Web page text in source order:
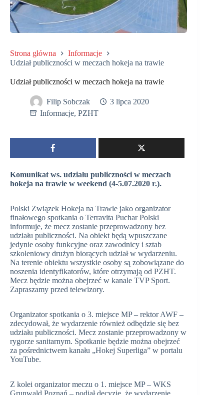
Strona główna
Informacje
Udział publiczności w meczach hokeja na trawie
Udział publiczności w meczach hokeja na trawie
Filip Sobczak
3 lipca 2020
Informacje, PZHT
Komunikat ws. udziału publiczności w meczach
hokeja na trawie w weekend (4-5.07.2020 r.).
Polski Związek Hokeja na Trawie jako organizator
finałowego spotkania o Terravita Puchar Polski
informuje, że mecz zostanie przeprowadzony bez
udziału publiczności. Na obiekt będą wpuszczane
jedynie osoby funkcyjne oraz zawodnicy i sztab
szkoleniowy drużyn biorących udział w wydarzeniu.
Na terenie obiektu wszystkie osoby są zobowiązane do
noszenia identyfikatorów, które otrzymają od PZHT.
Mecz będzie można obejrzeć w kanale TVP Sport.
Zapraszamy przed telewizory.
Organizator spotkania o 3. miejsce MP – rektor AWF –
zdecydował, że wydarzenie również odbędzie się bez
udziału publiczności. Mecz zostanie przeprowadzony w
rygorze sanitarnym. Spotkanie będzie można obejrzeć
za pośrednictwem kanału „Hokej Superliga” w portalu
YouTube.
Z kolei organizator meczu o 1. miejsce MP – WKS
Grunwald Poznań – podjął decyzję, że wydarzenie